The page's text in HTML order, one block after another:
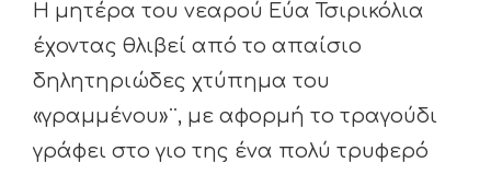
Η μητέρα του νεαρού Εύα Τσιρικόλια
έχοντας θλιβεί από το απαίσιο
δηλητηριώδες χτύπημα του
«γραμμένου»¨, με αφορμή το τραγούδι
γράφει στο γιο της ένα πολύ τρυφερό